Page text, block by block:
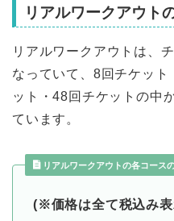
リアルワークアウト
リアルワークアウトは、
なっていて、8回チケッ
ット・48回チケットの中
ています。
リアルワークアウトの各コース
(※価格は全て税込み